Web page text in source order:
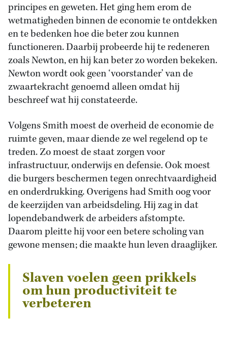
principes en geweten. Het ging hem erom de
wetmatigheden binnen de economie te ontdekken
en te bedenken hoe die beter zou kunnen
functioneren. Daarbij probeerde hij te redeneren
zoals Newton, en hij kan beter zo worden bekeken.
Newton wordt ook geen ‘voorstander’ van de
zwaartekracht genoemd alleen omdat hij
beschreef wat hij constateerde.
Volgens Smith moest de overheid de economie de
ruimte geven, maar diende ze wel regelend op te
treden. Zo moest de staat zorgen voor
infrastructuur, onderwijs en defensie. Ook moest
die burgers beschermen tegen onrechtvaardigheid
en onderdrukking. Overigens had Smith oog voor
de keerzijden van arbeidsdeling. Hij zag in dat
lopendebandwerk de arbeiders afstompte.
Daarom pleitte hij voor een betere scholing van
gewone mensen; die maakte hun leven draaglijker.
Slaven voelen geen prikkels
om hun productiviteit te
verbeteren